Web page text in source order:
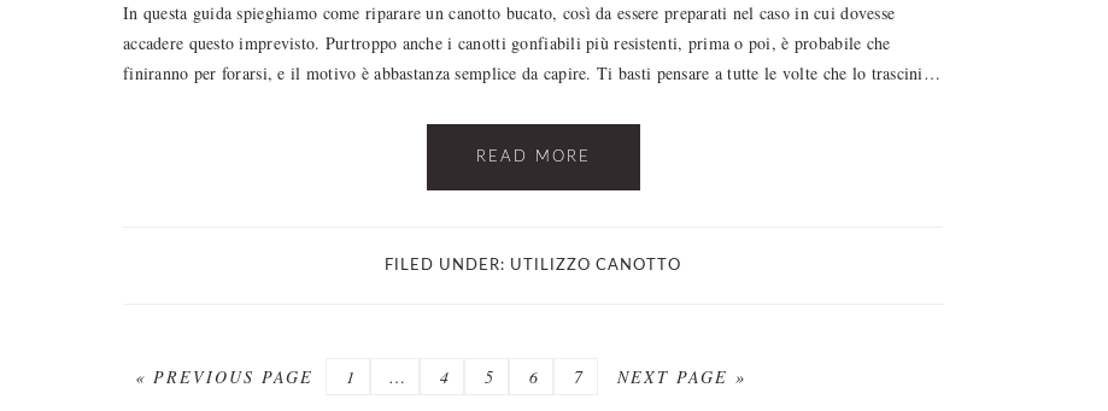
In questa guida spieghiamo come riparare un canotto bucato, così da essere preparati nel caso in cui dovesse
accadere questo imprevisto. Purtroppo anche i canotti gonfiabili più resistenti, prima o poi, è probabile che
finiranno per forarsi, e il motivo è abbastanza semplice da capire. Ti basti pensare a tutte le volte che lo trascini…
READ MORE
FILED UNDER: UTILIZZO CANOTTO
« GO
PREVIOUS PAGE PAGE
1
Interim
… PAGE
4 PAGE
5 PAGE
6 PAGE
7
GO
NEXT PAGE »